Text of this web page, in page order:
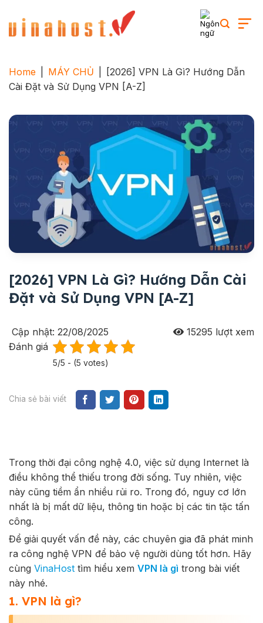
content
Home MÁY CHỦ
[2026] VPN Là Gì? Hướng Dẫn
Cài Đặt và Sử Dụng VPN [A-Z]
[2026] VPN Là Gì? Hướng Dẫn Cài
Đặt và Sử Dụng VPN [A-Z]
Cập nhật: 22/08/2025 15295 lượt xem
Đánh giá
5/5 - (5 votes)
Chia sẻ bài viết
Trong thời đại công nghệ 4.0, việc sử dụng Internet là
điều không thể thiếu trong đời sống. Tuy nhiên, việc
này cũng tiềm ẩn nhiều rủi ro. Trong đó, nguy cơ lớn
nhất là bị mất dữ liệu, thông tin hoặc bị các tin tặc tấn
công.
Để giải quyết vấn đề này, các chuyên gia đã phát minh
ra công nghệ VPN để bảo vệ người dùng tốt hơn. Hãy
cùng VinaHost tìm hiểu xem VPN là gì trong bài viết
này nhé.
1. VPN là gì?